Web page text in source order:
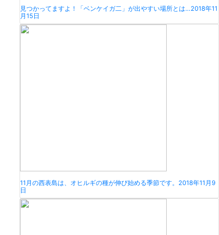
見つかってますよ！「ベンケイガ二」が出やすい場所とは…2018年11
月15日
11月の西表島は、オヒルギの種が伸び始める季節です。 2018年11月9
日